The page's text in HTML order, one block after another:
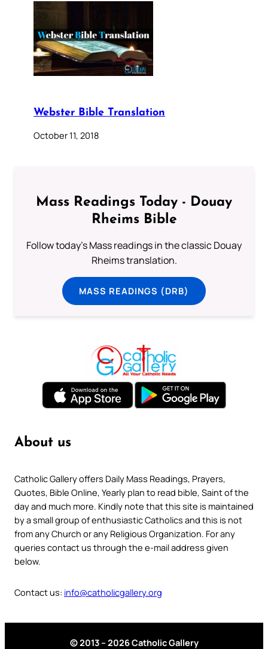
Webster Bible Translation
October 11, 2018
Mass Readings Today - Douay
Rheims Bible
Follow today's Mass readings in the classic Douay
Rheims translation.
MASS READINGS (DRB)
About us
Catholic Gallery offers Daily Mass Readings, Prayers,
Quotes, Bible Online, Yearly plan to read bible, Saint of the
day and much more. Kindly note that this site is maintained
by a small group of enthusiastic Catholics and this is not
from any Church or any Religious Organization. For any
queries contact us through the e-mail address given
below.
Contact us: info@catholicgallery.org
© 2013 – 2026 Catholic Gallery